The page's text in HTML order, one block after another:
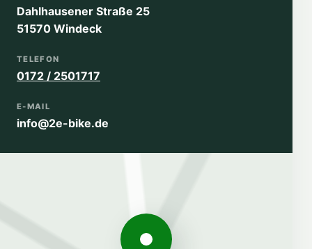
Dahlhausener Straße 25
51570 Windeck
TELEFON
0172 / 2501717
E-MAIL
info@2e-bike.de